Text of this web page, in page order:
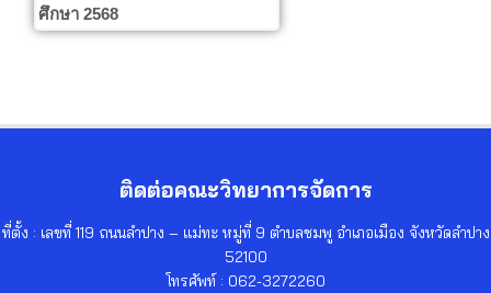
ศึกษา 2568
ติดต่อคณะวิทยาการจัดการ
ที่ตั้ง : เลขที่ 119 ถนนลำปาง – แม่ทะ หมู่ที่ 9 ตำบลชมพู อำเภอเมือง จังหวัดลำปาง
52100
โทรศัพท์ : 062-3272260